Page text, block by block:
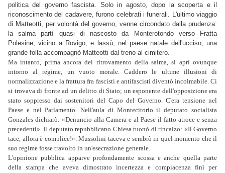
politica del governo fascista. Solo in agosto, dopo la scoperta e il
riconoscimento del cadavere, furono celebrati i funerali. L'ultimo viaggio
di Matteotti, per volontà del governo, venne circondato dalla prudenza:
la salma partì quasi di nascosto da Monterotondo verso Fratta
Polesine, vicino a Rovigo; e lassù, nel paese natale dell'ucciso, una
grande folla accompagnò Matteotti dal treno al cimitero.
Ma intanto, prima ancora del ritrovamento della salma, si aprì ovunque
intorno al regime, un vuoto morale. Caddero le ultime illusioni di
normalizzazione e la frattura fra fascisti e antifascisti diventò incolmabile. Ci
si trovava di fronte ad un delitto di Stato; un esponente dell'opposizione era
stato soppresso dai sostenitori del Capo del Governo. C'era tensione nel
Paese e nel Parlamento. Nell'aula di Montecitorio il deputato socialista
Gonzales dichiarò: «Denuncio alla Camera e al Paese il fatto atroce e senza
precedenti». Il deputato repubblicano Chiesa tuonò di rincalzo: «Il Governo
tace, allora è complice!». Mussolini taceva e sembrò in quel momento che il
suo regime fosse travolto in un'esecrazione generale.
L'opinione pubblica apparve profondamente scossa e anche quella parte
della stampa che aveva dimostrato incertezza e compiacenza finì per